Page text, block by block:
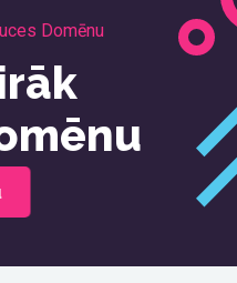
Domēnu